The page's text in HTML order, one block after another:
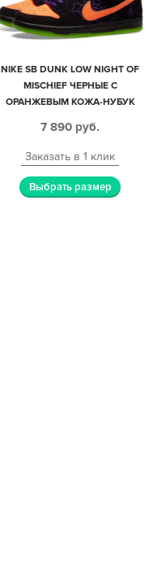
NIKE SB DUNK LOW NIGHT OF
MISCHIEF ЧЕРНЫЕ С
ОРАНЖЕВЫМ КОЖА-НУБУК
7 890 руб.
Заказать в 1 клик
Выбрать размер